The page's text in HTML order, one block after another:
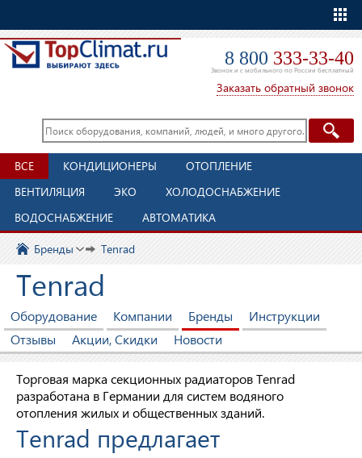
8 800 333-33-40
Звонок и с мобильного по России бесплатный
Заказать обратный звонок
ВСЕ КОНДИЦИОНЕРЫ
ОТОПЛЕНИЕ
ВЕНТИЛЯЦИЯ
ЭКО
ХОЛОДОСНАБЖЕНИЕ
ВОДОСНАБЖЕНИЕ
АВТОМАТИКА
Бренды Tenrad
Tenrad
Оборудование Компании Бренды
Инструкции
Отзывы
Акции, Скидки Новости
Торговая марка секционных радиаторов Tenrad
разработана в Германии для систем водяного
отопления жилых и общественных зданий.
Tenrad предлагает